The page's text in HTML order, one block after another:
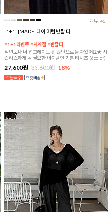
리뷰:43
[1+1] [MADE] 데이 어텀 반팔 티
#1+1이벤트 #사계절 #반팔티
작년보다 더 업그레이드 된 원단으로 돌아왔어요★ 시
즌리스하게 꼭 필요한 아이템인 기본 티셔츠 (6color)
27,600원 33,600원 18%